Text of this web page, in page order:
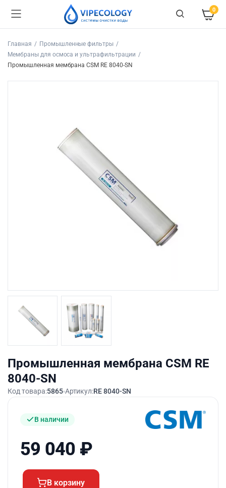
0
Главная
Промышленные фильтры
Мембраны для осмоса и ультрафильтрации
Промышленная мембрана CSM RE 8040-SN
Промышленная мембрана CSM RE
8040-SN
Код товара:5865 Артикул:RE 8040-SN
В наличии
59 040 ₽
В корзину